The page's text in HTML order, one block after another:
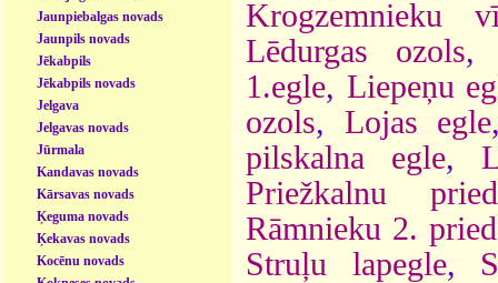
Jaunpiebalgas novads
Jaunpils novads
Jēkabpils
Jēkabpils novads
Jelgava
Jelgavas novads
Jūrmala
Kandavas novads
Kārsavas novads
Ķeguma novads
Ķekavas novads
Kocēnu novads
Krogzemnieku
Lēdurgas ozols
1.egle, Liepeņu
ozols, Lojas egle
pilskalna egle,
Priežkalnu
Rāmnieku 2.
Struļu lapegle,